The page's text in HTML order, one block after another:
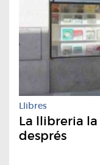
Llibres
La llibreria la
després